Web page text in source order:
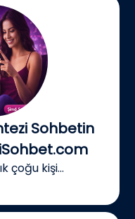
Sohbetin
çoğu kişi...